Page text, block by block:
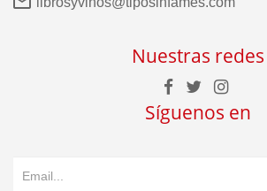
Nuestras redes
Síguenos en